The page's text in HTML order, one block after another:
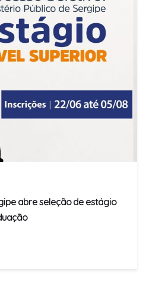
abre seleção de estágio